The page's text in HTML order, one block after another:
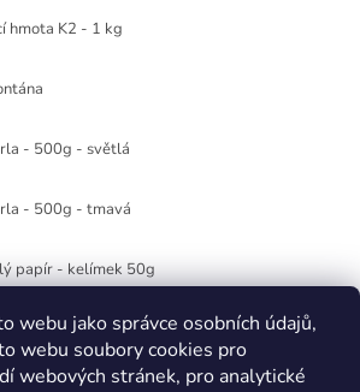
webu jako správce osobních údajů,
webu soubory cookies pro
webových stránek, pro analytické
hmota K2 - 1 kg
- 500g - světlá
- 500g - tmavá
papír - kelímek 50g
Wilton 28g - červená RED